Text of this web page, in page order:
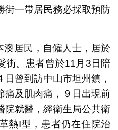
街一帶居民務必採取預防
澳居民，自僱人士，居於
街。患者曾於11月3日陪
曾到訪中山市坦州鎮，
痛及肌肉痛，９日出現前
院就醫，經衛生局公共衛
熱I型，患者仍在住院治